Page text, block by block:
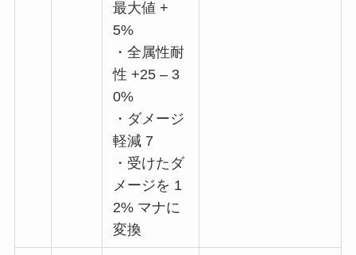
最大値 +
5%
・全属性耐
性 +25 – 3
0%
・ダメージ
軽減 7
・受けたダ
メージを 1
2% マナに
変換